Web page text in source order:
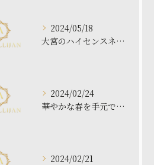
2024/05/18
大宮のハイセンスネイルサロンで最高の体験を！
2024/02/24
華やかな春を手元で！最新フラワーネイルデザイン特集
2024/02/21